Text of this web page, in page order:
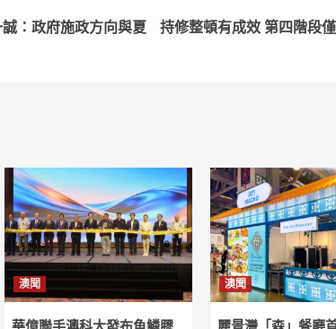
：政府施政方向與夏
持修整頓有成效 第四階段
澳聞
華億聯手澳科大發布魚鱗膠
澳聞
麗景灣「森」餐廳